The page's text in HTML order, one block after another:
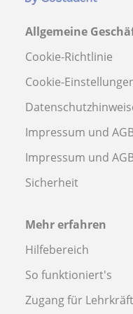
Allgemeine
Cookie-Richtlinie
Cookie-
Impressum und
Impressum und
Sicherheit
Mehr erfahren
Hilfebereich
So funktioniert's
Zugang für